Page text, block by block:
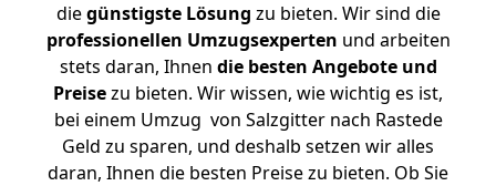
diegünstigste Lösung zu bieten. Wir sind die
professionellen Umzugsexperten und arbeiten
stets daran, Ihnen die besten Angebote und
Preisezu bieten. Wir wissen, wie wichtig es ist,
bei einem Umzug von Salzgitter nach Rastede
Geld zu sparen, und deshalb setzen wir alles
daran, Ihnen die besten Preise zu bieten. Ob Sie